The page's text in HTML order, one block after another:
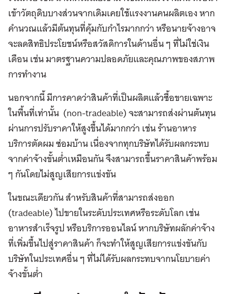
เข้าวัตถุดิบบางส่วนจากเดิมเคยใช้แรงงานคนผลิตเอง หาก
คำนวณแล้วมีต้นทุนที่คุ้มกับกำไรมากกว่า หรือนายจ้างอาจ
จะลดสิทธิประโยชน์หรือสวัสดิการในด้านอื่น ๆ ที่ไม่ใช่เงิน
เดือน เช่น มาตรฐานความปลอดภัยและคุณภาพของสภาพ
การทำงาน
นอกจากนี้ มีการคาดว่าสินค้าที่เป็นผลิตแล้วซื้อขายเฉพาะ
ในพื้นที่เท่านั้น (non-tradeable) จะสามารถส่งผ่านต้นทุน
ผ่านการปรับราคาให้สูงขึ้นได้มากกว่า เช่น ร้านอาหาร
บริการตัดผม ซ่อมบ้าน เนื่องจากทุกบริษัทได้รับผลกระทบ
จากค่าจ้างขั้นต่ำเหมือนกัน จึงสามารถขึ้นราคาสินค้าพร้อม
ๆ กันโดยไม่สูญเสียการแข่งขัน
ในขณะเดียวกัน สำหรับสินค้าที่สามารถส่งออก
(tradeable) ไปขายในระดับประเทศหรือระดับโลก เช่น
อาหารสำเร็จรูป หรือบริการออนไลน์ หากบริษัทผลักค่าจ้าง
ที่เพิ่มขึ้นไปสู่ราคาสินค้า ก็จะทำให้สูญเสียการแข่งขันกับ
บริษัทในประเทศอื่น ๆ ที่ไม่ได้รับผลกระทบจากนโยบายค่า
จ้างขั้นต่ำ